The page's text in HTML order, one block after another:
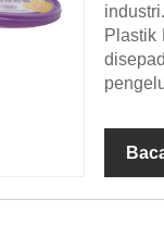
Plastik